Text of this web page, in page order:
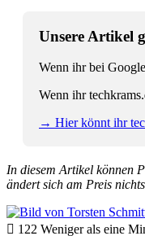
Unsere Artikel
Wenn ihr bei
Wenn ihr
→ Hier könnt ihr
In diesem Artikel können
ändert sich am Preis
122 Weniger als eine